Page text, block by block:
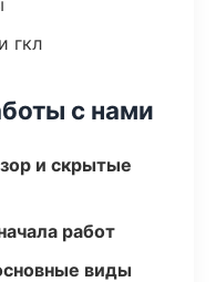
гкл
с нами
и скрытые
работ
виды